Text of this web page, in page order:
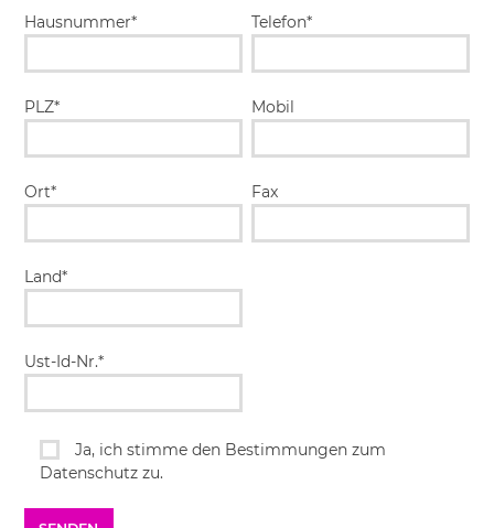
Hausnummer*
PLZ*
Ort*
Land*
Ust-Id-Nr.*
Telefon*
Mobil
Fax
Ja, ich stimme den Bestimmungen zum
Datenschutz zu.